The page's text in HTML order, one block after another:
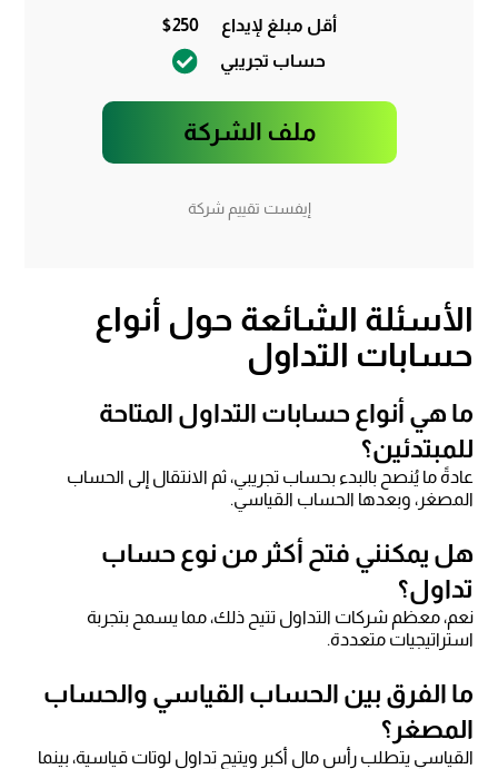
أقل مبلغ لإيداع
$250
حساب تجريبي
ملف الشركة
إيفست تقييم شركة
الأسئلة الشائعة حول أنواع
حسابات التداول
ما هي أنواع حسابات التداول المتاحة
للمبتدئين؟
عادةً ما يُنصح بالبدء بحساب تجريبي، ثم الانتقال إلى الحساب
المصغر، وبعدها الحساب القياسي.
هل يمكنني فتح أكثر من نوع حساب
تداول؟
نعم، معظم شركات التداول تتيح ذلك، مما يسمح بتجربة
استراتيجيات متعددة.
ما الفرق بين الحساب القياسي والحساب
المصغر؟
القياسي يتطلب رأس مال أكبر ويتيح تداول لوتات قياسية، بينما